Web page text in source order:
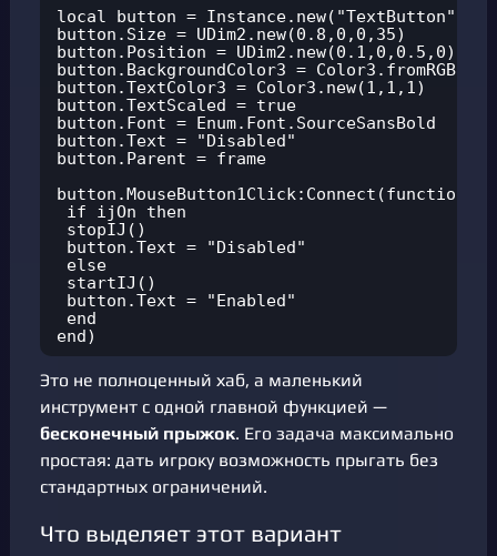
local button = Instance.new("TextButton")
button.Size = UDim2.new(0.8,0,0,35)
button.Position = UDim2.new(0.1,0,0.5,0)
button.BackgroundColor3 =
button.TextColor3 = Color3.new(1,1,1)
button.TextScaled = true
button.Font = Enum.Font.SourceSansBold
button.Text = "Disabled"
button.Parent = frame
button.MouseButton1Click:Connect(function()
if ijOn then
stopIJ()
button.Text = "Disabled"
else
startIJ()
button.Text = "Enabled"
end
end)
Это не полноценный хаб, а маленький
инструмент с одной главной функцией —
бесконечный прыжок. Его задача максимально
простая: дать игроку возможность прыгать без
стандартных ограничений.
Что выделяет этот вариант